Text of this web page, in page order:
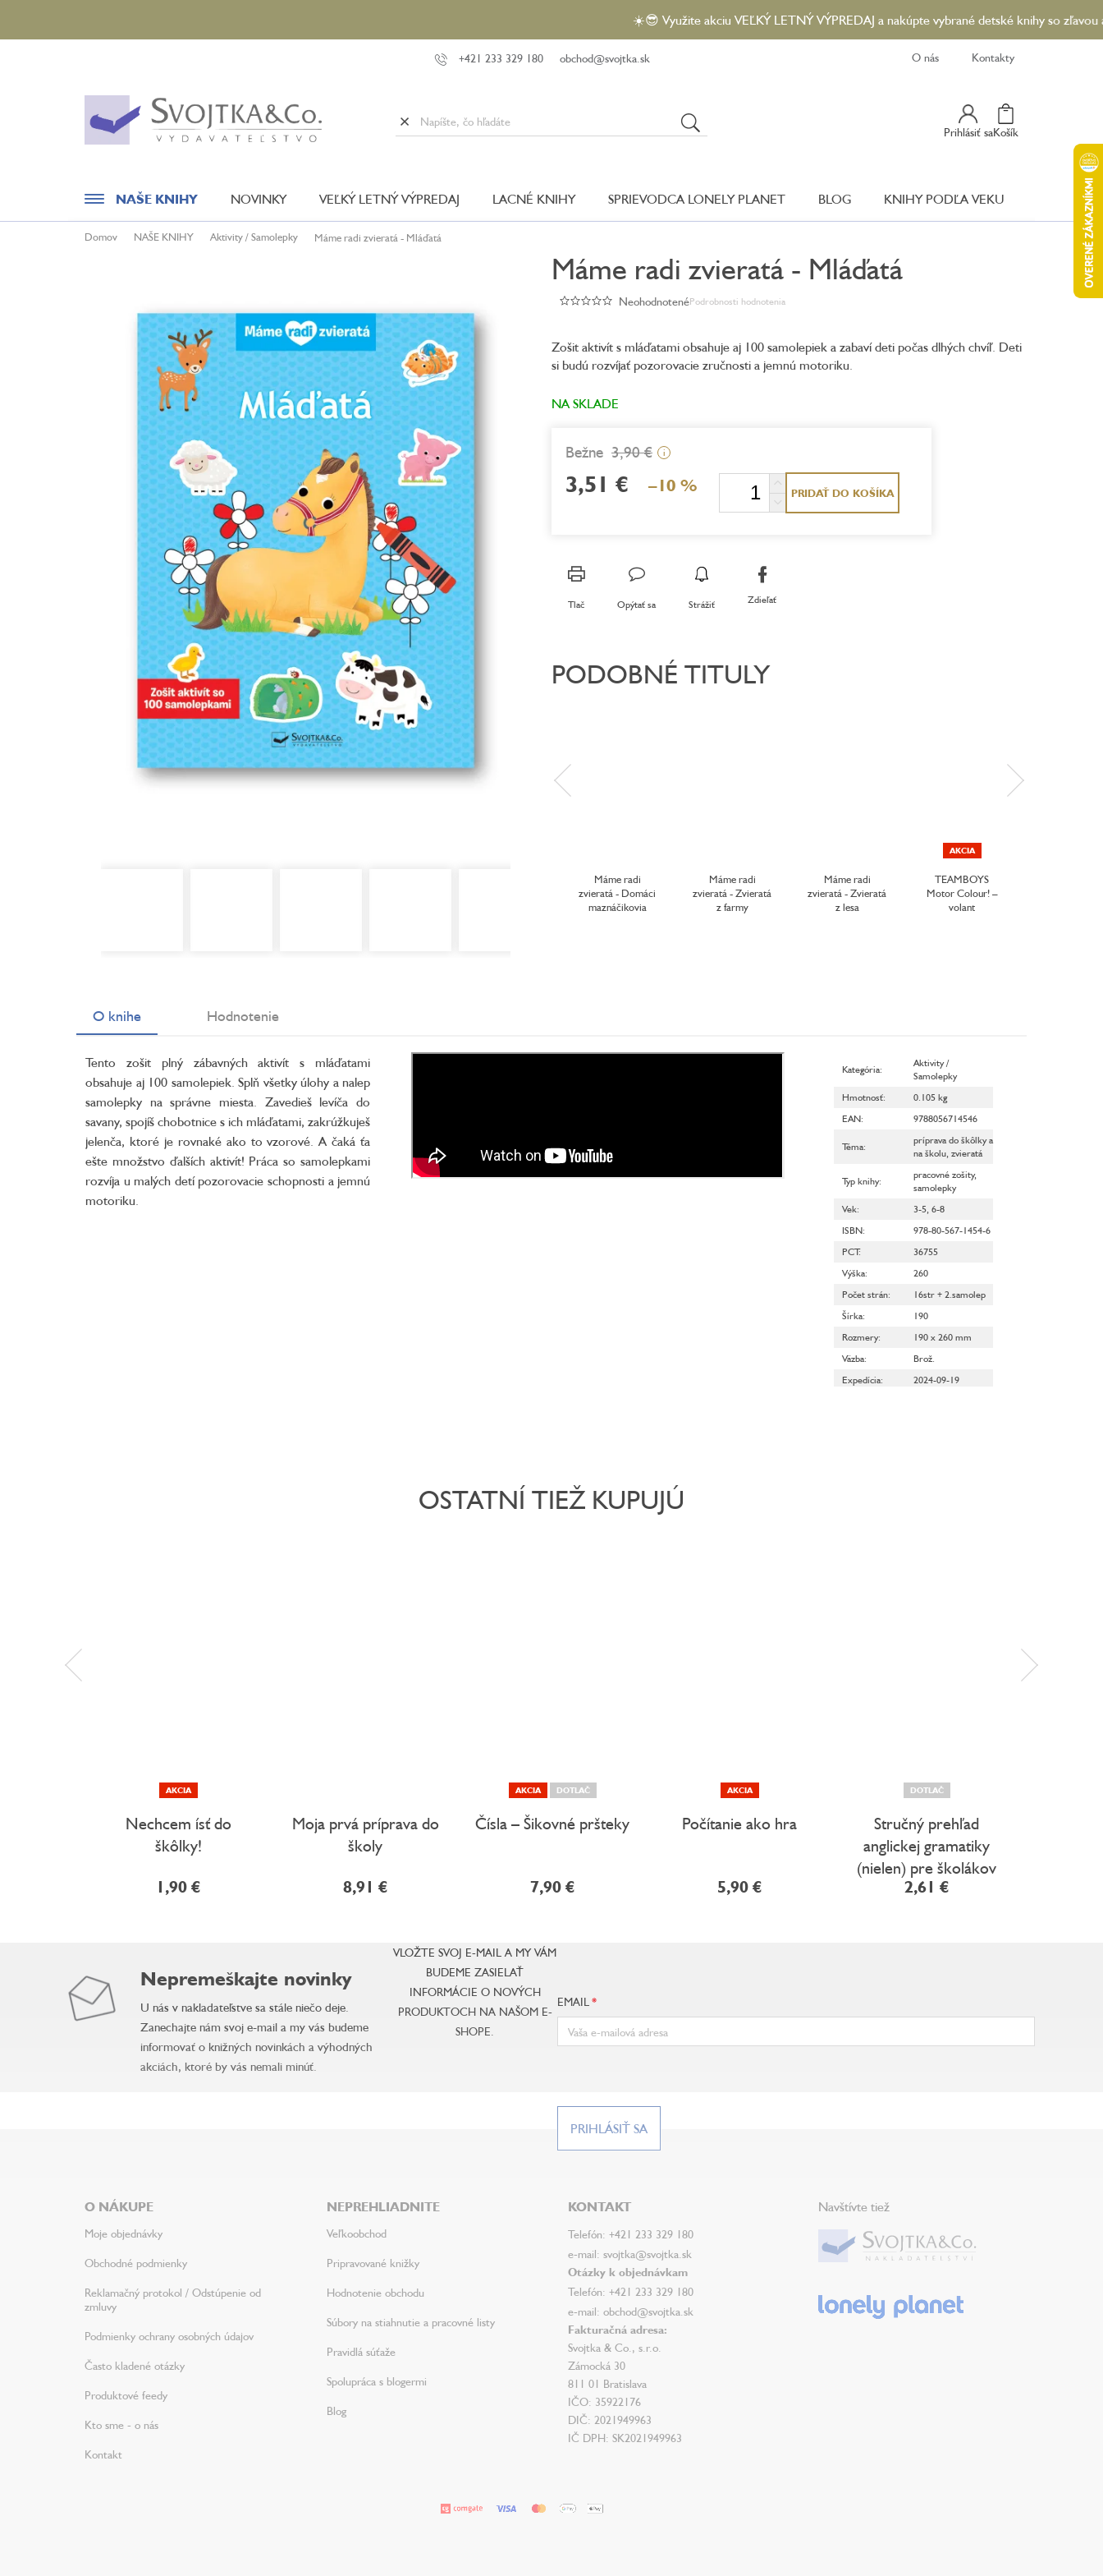
obsah
☀️😎 Využite akciu VEĽKÝ LETNÝ VÝPREDAJ a nakúpte vybrané detské knihy so zľavou až 90
+421 233 329 180 obchod@svojtka.sk O nás Kontakty
Prihlásiť sa
Nákupný
Košík
NAŠE KNIHY
Minipédie
Aktivity / Samolepky
Rozprávky a príbehy
Lacné knihy
NOVINKY VEĽKÝ LETNÝ VÝPREDAJ LACNÉ KNIHY SPRIEVODCA LONELY PLANET BLOG KNIHY PODĽA VEKU
Domov NAŠE KNIHY Aktivity / Samolepky Máme radi zvieratá - Mláďatá
Máme radi zvieratá - Mláďatá
Podrobnosti hodnotenia
Priemerné
je
0,0
5
hviezdičiek.
Neohodnotené
Zošit aktivít s mláďatami obsahuje aj 100 samolepiek a zabaví deti počas dlhých chvíľ. Deti
si budú rozvíjať pozorovacie zručnosti a jemnú motoriku.
NA SKLADE
3,90 € i
3,51 € –10 % PRIDAŤ DO KOŠÍKA
Tlač Opýtať sa Strážiť Zdieľať
PODOBNÉ TITULY
Máme radi
zvieratá - Domáci
maznáčikovia
Máme radi
zvieratá - Zvieratá
z farmy
Máme radi
zvieratá - Zvieratá
z lesa
AKCIA
TEAMBOYS
Motor Colour! –
volant
O knihe Hodnotenie
Tento zošit plný zábavných aktivít s mláďatami
obsahuje aj 100 samolepiek. Splň všetky úlohy a nalep
samolepky na správne miesta. Zavedieš levíča do
savany, spojíš chobotnice s ich mláďatami, zakrúžkuješ
jelenča, ktoré je rovnaké ako to vzorové. A čaká ťa
ešte množstvo ďalších aktivít! Práca so samolepkami
rozvíja u malých detí pozorovacie schopnosti a jemnú
motoriku.
Kategória:
Aktivity /
Samolepky
Hmotnosť:
0.105 kg
EAN: 9788056714546
Téma:
príprava do škôlky a
na školu, zvieratá
Typ knihy:
pracovné zošity,
samolepky
Vek: 3-5, 6-8
ISBN:
978-80-567-1454-6
PCT:
36755
Výška:
260
Počet strán:
16str + 2.samolep
Šírka:
190
Rozmery:
190 x 260 mm
Väzba:
Brož.
Expedícia: 2024-09-19
OSTATNÍ TIEŽ KUPUJÚ
AKCIA
Nechcem ísť do
škôlky!
1,90 €
Moja prvá príprava do
školy
8,91 €
AKCIA DOTLAČ
Čísla – Šikovné pršteky
7,90 €
AKCIA
Počítanie ako hra
5,90 €
DOTLAČ
Stručný prehľad
anglickej gramatiky
(nielen) pre školákov
2,61 €
Nepremeškajte novinky
U nás v nakladateľstve sa stále niečo deje.
Zanechajte nám svoj e-mail a my vás budeme
informovať o knižných novinkách a výhodných
akciách, ktoré by vás nemali minúť.
VLOŽTE SVOJ E-MAIL A MY VÁM
BUDEME ZASIELAŤ
INFORMÁCIE O NOVÝCH
PRODUKTOCH NA NAŠOM E-
SHOPE.
EMAIL
PRIHLÁSIŤ SA
O NÁKUPE
Moje objednávky
Obchodné podmienky
Reklamačný protokol / Odstúpenie od
zmluvy
Podmienky ochrany osobných údajov
Často kladené otázky
Produktové feedy
Kto sme - o nás
Kontakt
NEPREHLIADNITE
Veľkoobchod
Pripravované knižky
Hodnotenie obchodu
Súbory na stiahnutie a pracovné listy
Pravidlá súťaže
Spolupráca s blogermi
Blog
KONTAKT
Telefón: +421 233 329 180
e-mail: svojtka@svojtka.sk
Otázky k objednávkam
Telefón: +421 233 329 180
e-mail: obchod@svojtka.sk
Fakturačná adresa:
Svojtka & Co., s.r.o.
Zámocká 30
811 01 Bratislava
IČO: 35922176
DIČ: 2021949963
IČ DPH: SK2021949963
Navštívte tiež